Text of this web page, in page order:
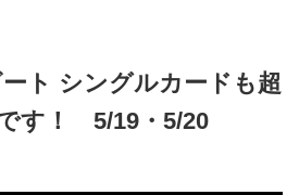
ト シングルカードも超
す！ 5/19・5/20